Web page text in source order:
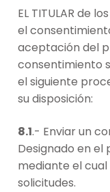
EL TITULAR de
el
aceptación del
consentimiento
el siguiente
su disposición:
8.1.- Enviar un
Designado en
mediante el
solicitudes.